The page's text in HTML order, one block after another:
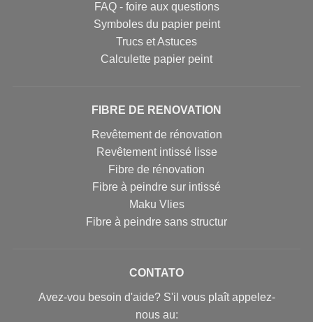
FAQ - foire aux questions
Symboles du papier peint
Trucs et Astuces
Calculette papier peint
FIBRE DE RENOVATION
Revêtement de rénovation
Revêtement intissé lisse
Fibre de rénovation
Fibre à peindre sur intissé
Maku Vlies
Fibre à peindre sans structur
CONTATO
Avez-vou besoin d'aide? S'il vous plaît appelez-
nous au: